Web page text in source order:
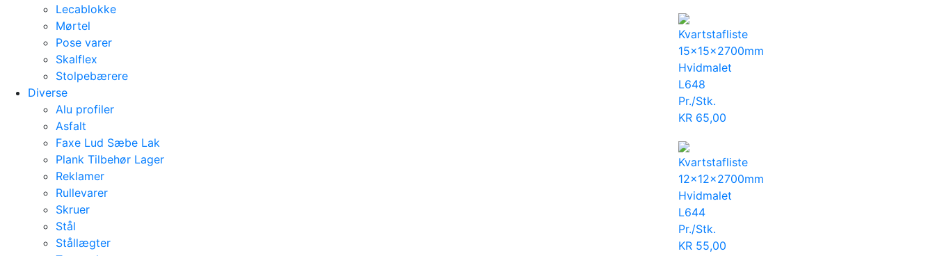
Kvartstafliste
15x15x2700mm
Hvidmalet
L648
Pr./Stk.
KR 65,00
Kvartstafliste
12x12x2700mm
Hvidmalet
L644
Pr./Stk.
KR 55,00
Lecablokke
Mørtel
Pose varer
Skalflex
Stolpebærere
Diverse
Alu profiler
Asfalt
Faxe Lud Sæbe Lak
Plank Tilbehør Lager
Reklamer
Rullevarer
Skruer
Stål
Stållægter